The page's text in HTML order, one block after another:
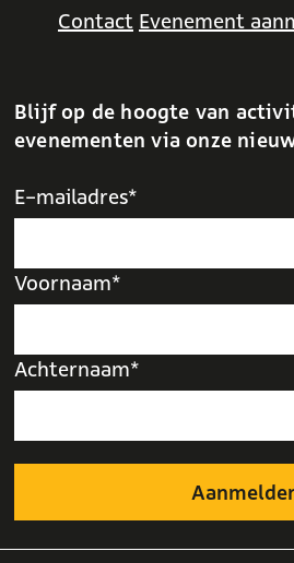
Contact Evenement
Blijf op de hoogte van
evenementen via onze
E-mailadres*
Voornaam*
Achternaam*